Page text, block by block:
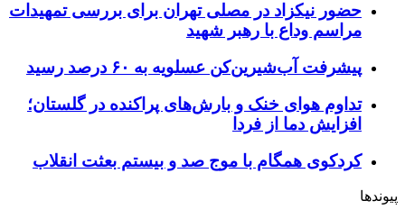
حضور نیکزاد در مصلی تهران برای بررسی تمهیدات
مراسم وداع با رهبر شهید
پیشرفت آب‌شیرین‌کن عسلویه به ۶۰ درصد رسید
تداوم هوای خنک و بارش‌های پراکنده در گلستان؛
افزایش دما از فردا
کردکوی همگام با موج صد و بیستم بعثت انقلاب
پیوندها